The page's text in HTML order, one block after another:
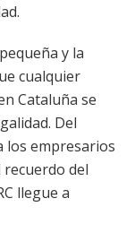
y la
cualquier
Cataluña se
Del
los empresarios
recuerdo del
llegue a